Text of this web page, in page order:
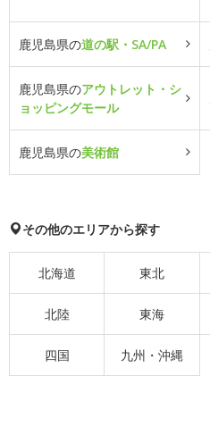
鹿児島県の道の駅・SA/PA
鹿児島県のアウトレット・シ
ョッピングモール
鹿児島県の美術館
その他のエリアから探す
北海道 東北
北陸 東海
四国 九州・沖縄